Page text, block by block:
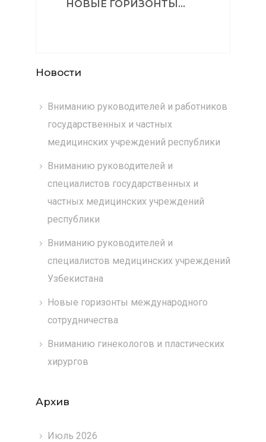
НОВЫЕ ГОРИЗОНТЫ...
Новости
Вниманию руководителей и работников
государственных и частных
медицинских учреждений республики
Вниманию руководителей и
специалистов государственных и
частных медицинских учреждений
республики
Вниманию руководителей и
специалистов медицинских учреждений
Узбекистана
Новые горизонты международного
сотрудничества
Вниманию гинекологов и пластических
хирургов
Архив
Июль 2026